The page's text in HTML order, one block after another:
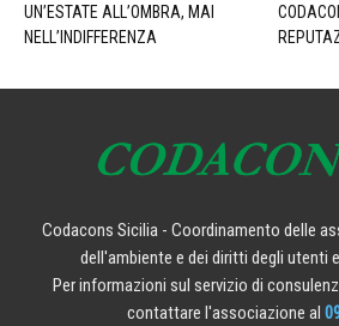
UN’ESTATE ALL’OMBRA, MAI
NELL’INDIFFERENZA
Codacons Sicilia - Coordinamento delle
dell'ambiente e dei diritti degli utenti
Per informazioni sul servizio di
contattare l'associazione al